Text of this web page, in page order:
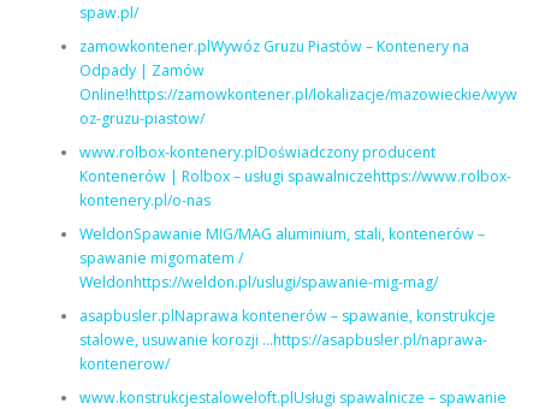
spaw.pl/
zamowkontener.plWywóz Gruzu Piastów – Kontenery na
Odpady | Zamów
Online!https://zamowkontener.pl/lokalizacje/mazowieckie/wyw
oz-gruzu-piastow/
www.rolbox-kontenery.plDoświadczony producent
Kontenerów | Rolbox – usługi spawalniczehttps://www.rolbox-
kontenery.pl/o-nas
WeldonSpawanie MIG/MAG aluminium, stali, kontenerów –
spawanie migomatem /
Weldonhttps://weldon.pl/uslugi/spawanie-mig-mag/
asapbusler.plNaprawa kontenerów – spawanie, konstrukcje
stalowe, usuwanie korozji …https://asapbusler.pl/naprawa-
kontenerow/
www.konstrukcjestaloweloft.plUsługi spawalnicze – spawanie